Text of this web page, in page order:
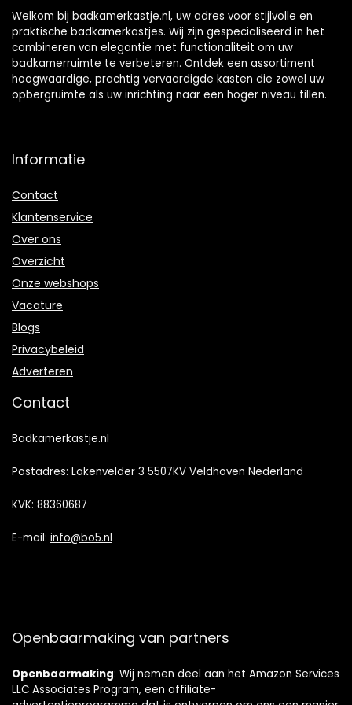
Welkom bij badkamerkastje.nl, uw adres voor stijlvolle en
praktische badkamerkastjes. Wij zijn gespecialiseerd in het
combineren van elegantie met functionaliteit om uw
badkamerruimte te verbeteren. Ontdek een assortiment
hoogwaardige, prachtig vervaardigde kasten die zowel uw
opbergruimte als uw inrichting naar een hoger niveau tillen.
Informatie
Contact
Klantenservice
Over ons
Overzicht
Onze webshops
Vacature
Blogs
Privacybeleid
Adverteren
Contact
Badkamerkastje.nl
Postadres: Lakenvelder 3 5507KV Veldhoven Nederland
KVK: 88360687
E-mail: info@bo5.nl
Openbaarmaking van partners
Openbaarmaking: Wij nemen deel aan het Amazon Services
LLC Associates Program, een affiliate-